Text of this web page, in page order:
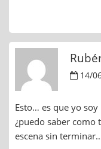
14/
Esto… es que yo
¿puedo saber como
escena sin